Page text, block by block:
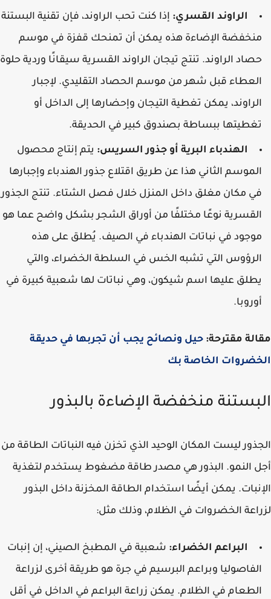
الراوند القسري:إذا كنت تحب الراوند، فإن تقنية البستنة
الإضاءة هذه يمكن أن تمنحك قفزة في موسم
الراوند. تنتج تيجان الراوند القسرية سيقانًا وردية حلوة
قبل شهر من موسم الحصاد التقليدي. لإجبار
يمكن تغطية التيجان وإحضارها إلى الداخل أو
ببساطة بصندوق كبير في الحديقة.
الهندباء البرية أو جذور السريس:يتم إنتاج محصول
الثاني هذا عن طريق اقتلاع جذور الهندباء وإجبارها
مكان مغلق داخل المنزل خلال فصل الشتاء. تنتج الجذور
نوعًا مختلفًا من أوراق الشجر بشكل واضح عما هو
في نباتات الهندباء في الصيف. يُطلق على هذه
التي تشبه الخس في السلطة الخضراء، والتي
عليها اسم شيكون، وهي نباتات لها شعبية كبيرة في
مقترحة: حيل ونصائح يجب أن تجربها في حديقة
الخاصة بك
منخفضة الإضاءة بالبذور
ليست المكان الوحيد الذي تخزن فيه النباتات الطاقة من
النمو. البذور هي مصدر طاقة مضغوط يستخدم لتغذية
يمكن أيضًا استخدام الطاقة المخزنة داخل البذور
الخضروات في الظلام، وذلك مثل:
البراعم الخضراء:شعبية في المطبخ الصيني، إن إنبات
وبراعم البرسيم في جرة هو طريقة أخرى لزراعة
في الظلام. يمكن زراعة البراعم في الداخل في أقل